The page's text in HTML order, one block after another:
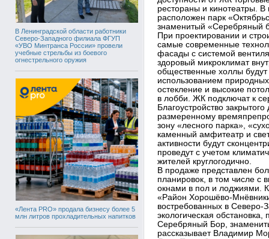
В Ленинградской области работники
Северо-Западного филиала ФГУП
«УВО Минтранса России» провели
учебные стрельбы из боевого
огнестрельного оружия
«Лента PRO» продала бизнесу более 5
млн литров прохладительных напитков
рестораны и кинотеатры. В
расположен парк
знаменитый «Серебряный
При проектировании и
самые современные
фасады с системой
здоровый микроклимат
общественные холлы
использованием
остекление и высокие
в лобби. ЖК подключат к
Благоустройство
размеренному
зону «лесного парка»,
каменный амфитеатр и
активности будут
проведут с учетом
жителей круглогодично.
В продаже представлен
планировок, в том числе с
окнами в пол и лоджиями.
«Район Хорошёво-
востребованных в Северо-
экологическая обстановка,
Серебряный Бор,
рассказывает Владимир